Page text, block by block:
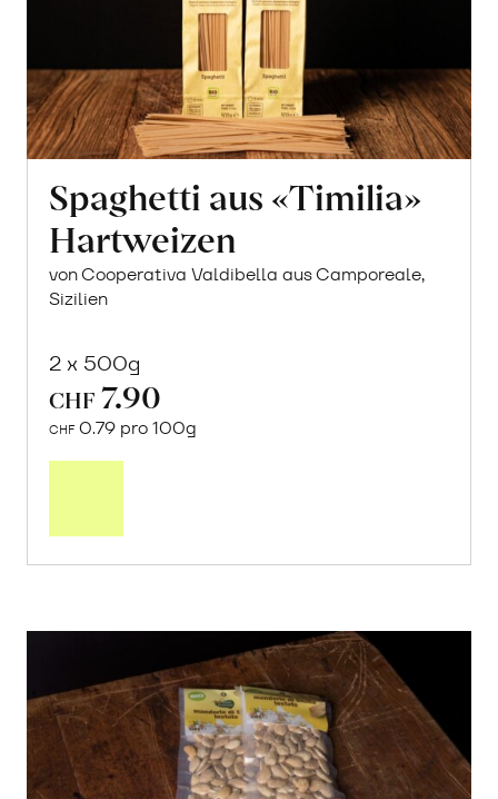
Spaghetti aus «Timilia»
Hartweizen
von Cooperativa Valdibella aus Camporeale,
Sizilien
2 x 500g
CHF 7.90
CHF 0.79 pro 100g